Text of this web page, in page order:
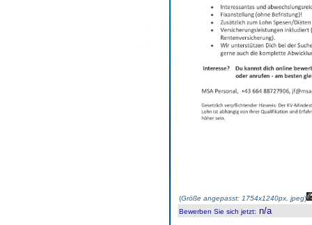
(Größe angepasst: 1754x1240px, jpeg)
Bewerben Sie sich jetzt: n/a